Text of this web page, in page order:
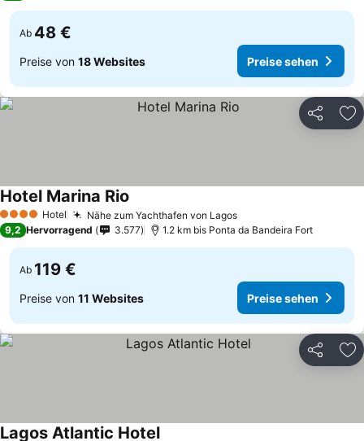
Ab 48 €
Preise von 18 Websites Preise sehen
Teilen
4 Sterne Hotel Nähe zum Yachthafen von Lagos
Hotel Marina Rio
9,2 Hervorragend 3.577 1.2 km bis Ponta da Bandeira Fort
Ab 119 €
Preise von 11 Websites Preise sehen
Teilen
Lagos Atlantic Hotel